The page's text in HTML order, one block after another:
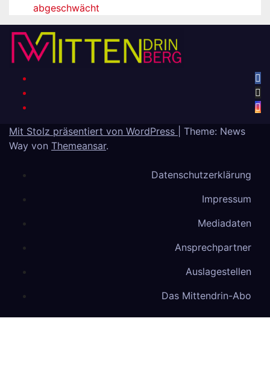
abgeschwächt
Mit Stolz präsentiert von WordPress
Theme: News
Way von Themeansar.
Datenschutzerklärung
Impressum
Mediadaten
Ansprechpartner
Auslagestellen
Das Mittendrin-Abo